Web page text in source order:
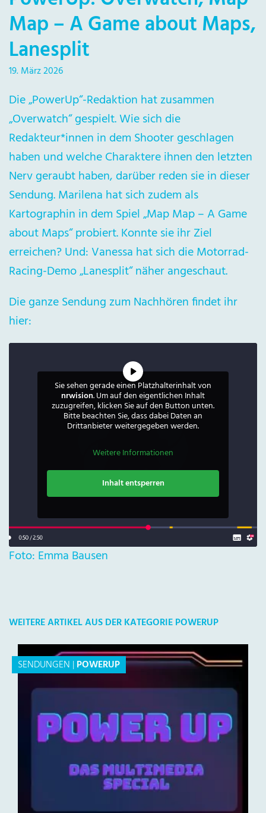
Map – A Game about Maps,
Lanesplit
19. März 2026
Die „PowerUp“-Redaktion hat zusammen
„Overwatch“ gespielt. Wie sich die
Redakteur*innen in dem Shooter geschlagen
haben und welche Charaktere ihnen den letzten
Nerv geraubt haben, darüber reden sie in dieser
Sendung. Marilena hat sich zudem als
Kartographin in dem Spiel „Map Map – A Game
about Maps“ probiert. Konnte sie ihr Ziel
erreichen? Und: Vanessa hat sich die Motorrad-
Racing-Demo „Lanesplit“ näher angeschaut.
Die ganze Sendung zum Nachhören findet ihr
hier:
Sie sehen gerade einen Platzhalterinhalt von
nrwision. Um auf den eigentlichen Inhalt
zuzugreifen, klicken Sie auf den Button unten.
Bitte beachten Sie, dass dabei Daten an
Drittanbieter weitergegeben werden.
Weitere Informationen
Inhalt entsperren
Foto: Emma Bausen
WEITERE ARTIKEL AUS DER KATEGORIE POWERUP
SENDUNGEN |POWERUP